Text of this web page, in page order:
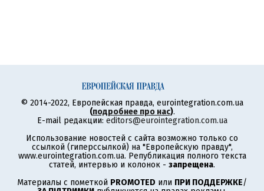
© 2014-2022, Европейская правда, eurointegration.com.ua
(подробнее про нас).
E-mail редакции: editors@eurointegration.com.ua
Использование новостей с сайта возможно только со
ссылкой (гиперссылкой) на "Европейскую правду",
www.eurointegration.com.ua. Републикация полного текста
статей, интервью и колонок - запрещена.
Материалы с пометкой PROMOTED или ПРИ ПОДДЕРЖКЕ/